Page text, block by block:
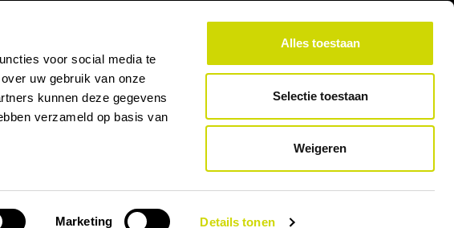
voor social media te
uw gebruik van onze
kunnen deze gegevens
verzameld op basis van
Marketing Details tonen
Alles toestaan
Selectie toestaan
Weigeren
Dataduiker